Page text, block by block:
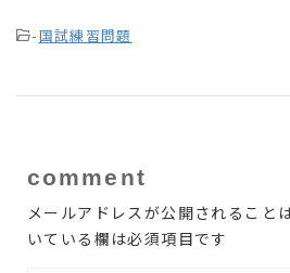
-国試練習問題
comment
メールアドレスが公開されること
いている欄は必須項目です